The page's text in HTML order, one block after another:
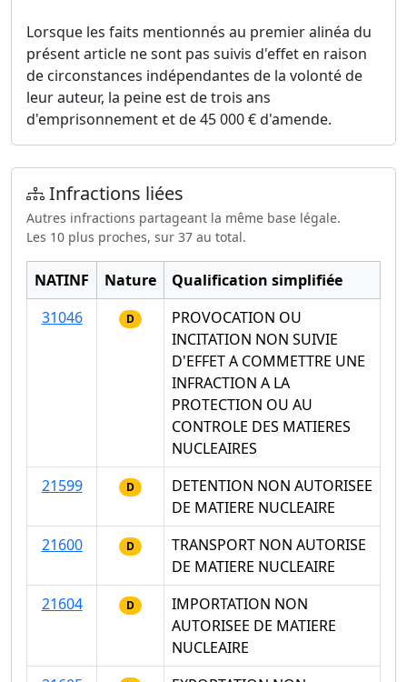
Lorsque les faits mentionnés au premier alinéa du
présent article ne sont pas suivis d'effet en raison
de circonstances indépendantes de la volonté de
leur auteur, la peine est de trois ans
d'emprisonnement et de 45 000 € d'amende.
Infractions liées
Autres infractions partageant la même base légale.
Les 10 plus proches, sur 37 au total.
NATINF Nature
Qualification simplifiée
31046
D
PROVOCATION OU
INCITATION NON SUIVIE
D'EFFET A COMMETTRE UNE
INFRACTION A LA
PROTECTION OU AU
CONTROLE DES MATIERES
NUCLEAIRES
21599
D
DETENTION NON AUTORISEE
DE MATIERE NUCLEAIRE
21600
D
TRANSPORT NON AUTORISE
DE MATIERE NUCLEAIRE
21604
D
IMPORTATION NON
AUTORISEE DE MATIERE
NUCLEAIRE